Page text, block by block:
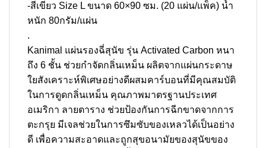
-สีเขียว Size L ขนาด 60×90 ซม. (20 แผ่น/แพ็ค) น้ำ
หนัก 80กรัม/แผ่น
.
Kanimal แผ่นรองฉี่สุนัข รุ่น Activated Carbon หนา
ถึง 6 ชั้น ช่วยกำจัดกลิ่นเหม็น ผลิตจากแผ่นกระดาษ
ใยสังเคราะห์พิเศษอย่างดีผสมคาร์บอนที่มีคุณสมบัติ
ในการดูดกลิ่นเหม็น คุณภาพมาตรฐานประเทศ
อเมริกา ลายตาราง ช่วยป้องกันการฉีกขาดจากการ
ตะกรุย มีเจลช่วยในการซึมซับของเหลวได้เป็นอย่าง
ดี เพื่อความสะอาดและถูกสุขอนามัยของสุนัขของ